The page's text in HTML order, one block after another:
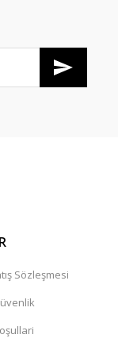
Sözleşmesi